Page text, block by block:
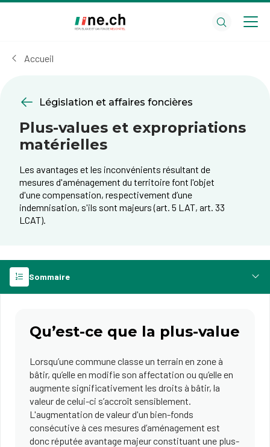
cookies
Accueil
Législation et affaires foncières
Plus-values et expropriations
matérielles
Les avantages et les inconvénients résultant de
mesures d'aménagement du territoire font l'objet
d'une compensation, respectivement d’une
indemnisation, s'ils sont majeurs (art. 5 LAT, art. 33
LCAT).
Sommaire
Qu’est-ce que la plus-value
Lorsqu’une commune classe un terrain en zone à
bâtir, qu’elle en modifie son affectation ou qu’elle en
augmente significativement les droits à bâtir, la
valeur de celui-ci s’accroît sensiblement.
L'augmentation de valeur d'un bien-fonds
consécutive à ces mesures d’aménagement est
donc réputée avantage majeur constituant une plus-